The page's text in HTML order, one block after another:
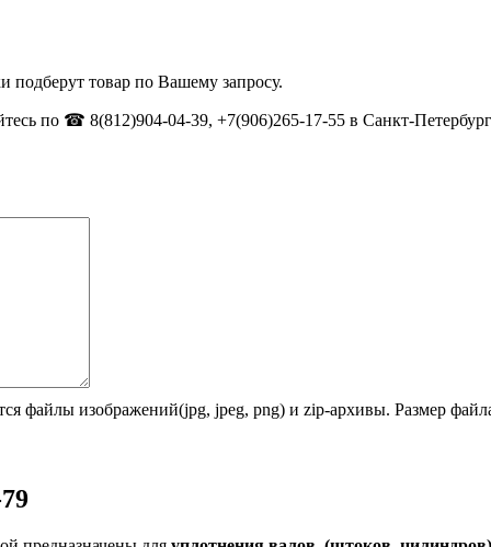
товар по Вашему запросу.
по ☎ 8(812)904-04-39, +7(906)265-17-55 в Санкт-
файлы изображений(jpg, jpeg, png) и zip-архивы. Размер